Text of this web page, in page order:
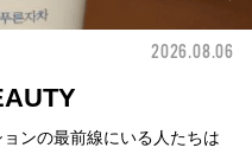
2026.08.06
ンの最前線にいる人たちは